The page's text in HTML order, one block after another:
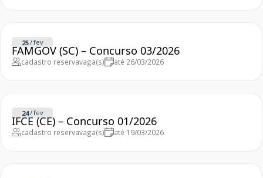
25/fev
FAMGOV (SC) – Concurso 03/2026
cadastro reservavaga(s) até 26/03/2026
24/fev
IFCE (CE) – Concurso 01/2026
cadastro reservavaga(s) até 19/03/2026